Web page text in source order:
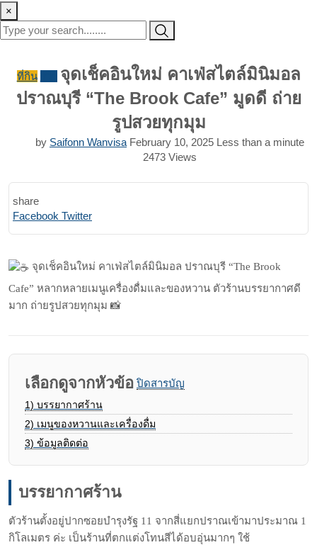
×
ที่กิน
จุดเช็คอินใหม่ คาเฟ่สไตล์มินิมอล
ปราณบุรี “The Brook Cafe” มูดดี ถ่าย
รูปสวยทุกมุม
by Saifonn Wanvisa February 10, 2025 Less than a minute
2473 Views
share
Facebook TwitterPrint
Share
จุดเช็คอินใหม่ คาเฟ่สไตล์มินิมอล ปราณบุรี “The Brook
Cafe” หลากหลายเมนูเครื่องดื่มและของหวาน ตัวร้านบรรยากาศดี
มาก ถ่ายรูปสวยทุกมุม 📸
เลือกดูจากหัวข้อ ปิดสารบัญ
1) บรรยากาศร้าน
2) เมนูของหวานและเครื่องดื่ม
3) ข้อมูลติดต่อ
บรรยากาศร้าน
ตัวร้านตั้งอยู่ปากซอยบำรุงรัฐ 11 จากสี่แยกปราณเข้ามาประมาณ 1
กิโลเมตร ค่ะ เป็นร้านที่ตกแต่งโทนสีได้อบอุ่นมากๆ ใช้